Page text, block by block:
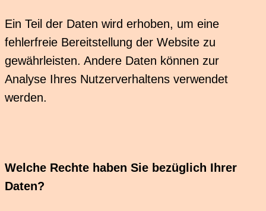
Ein Teil der Daten wird erhoben, um eine
fehlerfreie Bereitstellung der Website zu
gewährleisten. Andere Daten können zur
Analyse Ihres Nutzerverhaltens verwendet
werden.
Welche Rechte haben Sie bezüglich Ihrer
Daten?